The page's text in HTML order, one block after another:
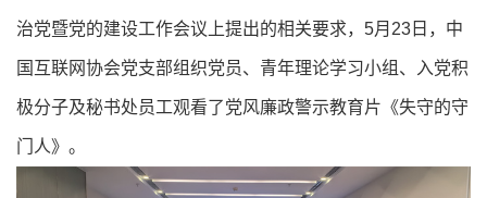
治党暨党的建设工作会议上提出的相关要求，5月23日，中
国互联网协会党支部组织党员、青年理论学习小组、入党积
极分子及秘书处员工观看了党风廉政警示教育片《失守的守
门人》。